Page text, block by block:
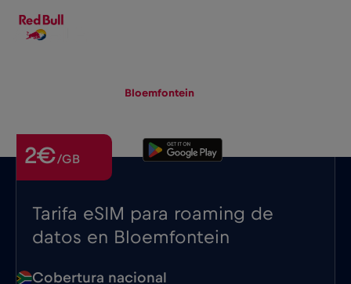
Bloemfontein
Tarifa eSIM para roaming de
datos en Bloemfontein
2€/GB
Cobertura nacional